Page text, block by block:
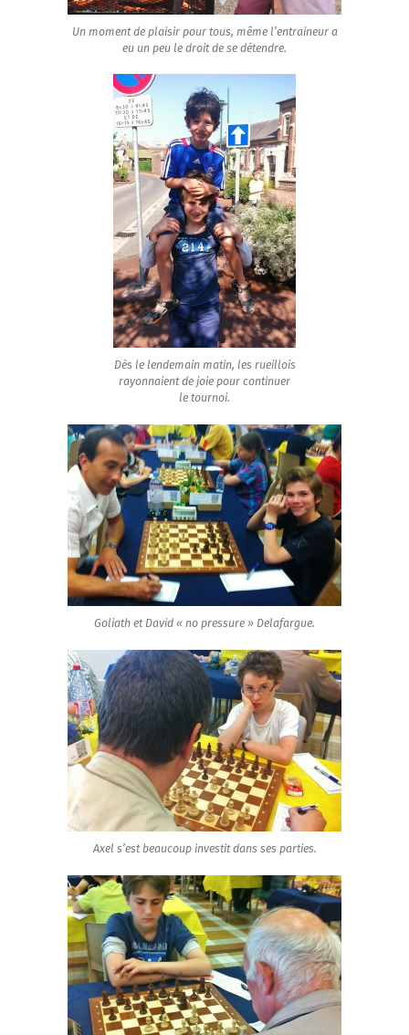
Un moment de plaisir pour tous, même l’entraineur a
eu un peu le droit de se détendre.
Dès le lendemain matin, les rueillois
rayonnaient de joie pour continuer
le tournoi.
Goliath et David « no pressure » Delafargue.
Axel s’est beaucoup investit dans ses parties.